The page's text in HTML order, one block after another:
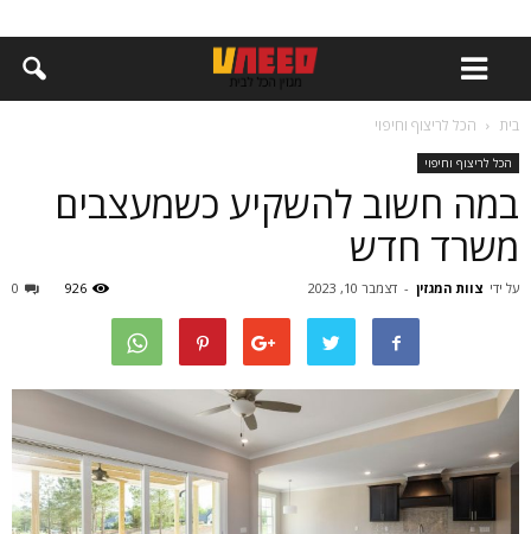
בית הכל לריצוף וחיפוי
הכל לריצוף וחיפוי
במה חשוב להשקיע כשמעצבים
משרד חדש
על ידי צוות המגזין - דצמבר 10, 2023 0 926